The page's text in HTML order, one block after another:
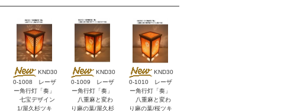
KND30
0-1008 レーザ
ー角行灯「奏」
七宝デザイン
1/屋久杉ツキ
KND30
0-1009 レーザ
ー角行灯「奏」
八重麻と変わ
り麻の葉/屋久杉
KND30
0-1010 レーザ
ー角行灯「奏」
八重麻と変わ
り麻の葉/桜ツキ